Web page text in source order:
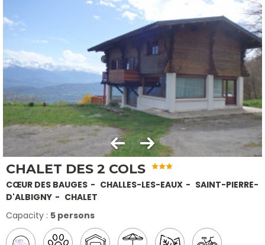
CHALET DES 2 COLS
CŒUR DES BAUGES CHALLES-LES-EAUX
SAINT-PIERRE-
D'ALBIGNY
CHALET
Capacity : 5 persons